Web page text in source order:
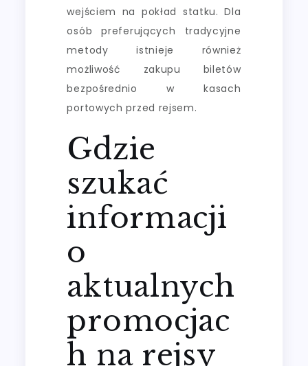
wejściem na pokład statku. Dla
osób preferujących tradycyjne
metody istnieje również
możliwość zakupu biletów
bezpośrednio w kasach
portowych przed rejsem.
Gdzie
szukać
informacji
o
aktualnych
promocjac
h na rejsy